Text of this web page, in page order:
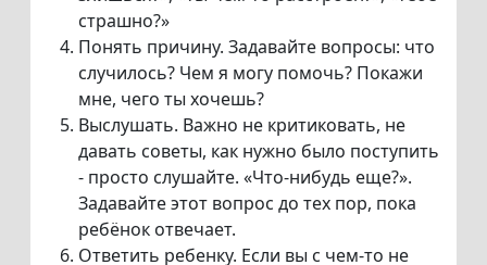
страшно?»
Понять причину. Задавайте вопросы: что
случилось? Чем я могу помочь? Покажи
мне, чего ты хочешь?
Выслушать. Важно не критиковать, не
давать советы, как нужно было поступить
- просто слушайте. «Что-нибудь еще?».
Задавайте этот вопрос до тех пор, пока
ребёнок отвечает.
Ответить ребенку. Если вы с чем-то не